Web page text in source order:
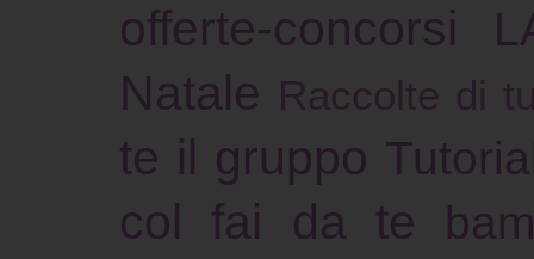
offerte-concorsi
Natale Raccolte di
te il gruppo
col fai da te